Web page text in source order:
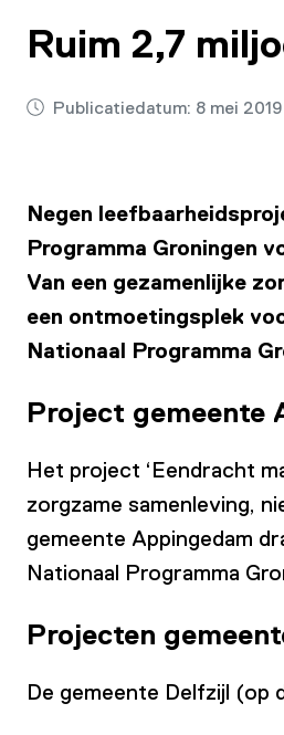
Ruim 2,7
Publicatiedatum: 8 mei 2019
Negen
Programma Groningen
Van een gezamenlijke
een ontmoetingsplek
Nationaal Programma
Project gemeente
Het project ‘Eendracht
zorgzame samenleving,
gemeente Appingedam
Nationaal Programma
Projecten
De gemeente Delfzijl (op